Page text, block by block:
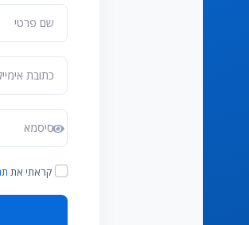
קראתי את